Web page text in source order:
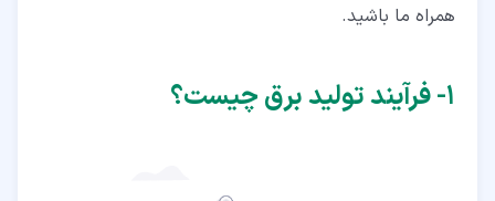
۲‏-‏۶‏- جزر و مد
۲‏-‏۸‏- شکافت هسته ای
همراه ما باشید.
۱‏- فرآیند تولید برق چیست؟